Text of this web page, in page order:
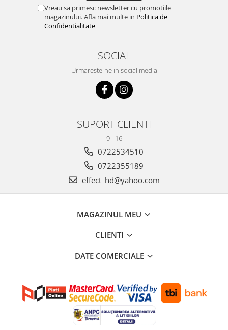
Vreau sa primesc newsletter cu promotiile
magazinului. Afla mai multe in Politica de
Confidentialitate
SOCIAL
Urmareste-ne in social media
SUPORT CLIENTI
9 - 16
0722534510
0722355189
effect_hd@yahoo.com
MAGAZINUL MEU
CLIENTI
DATE COMERCIALE